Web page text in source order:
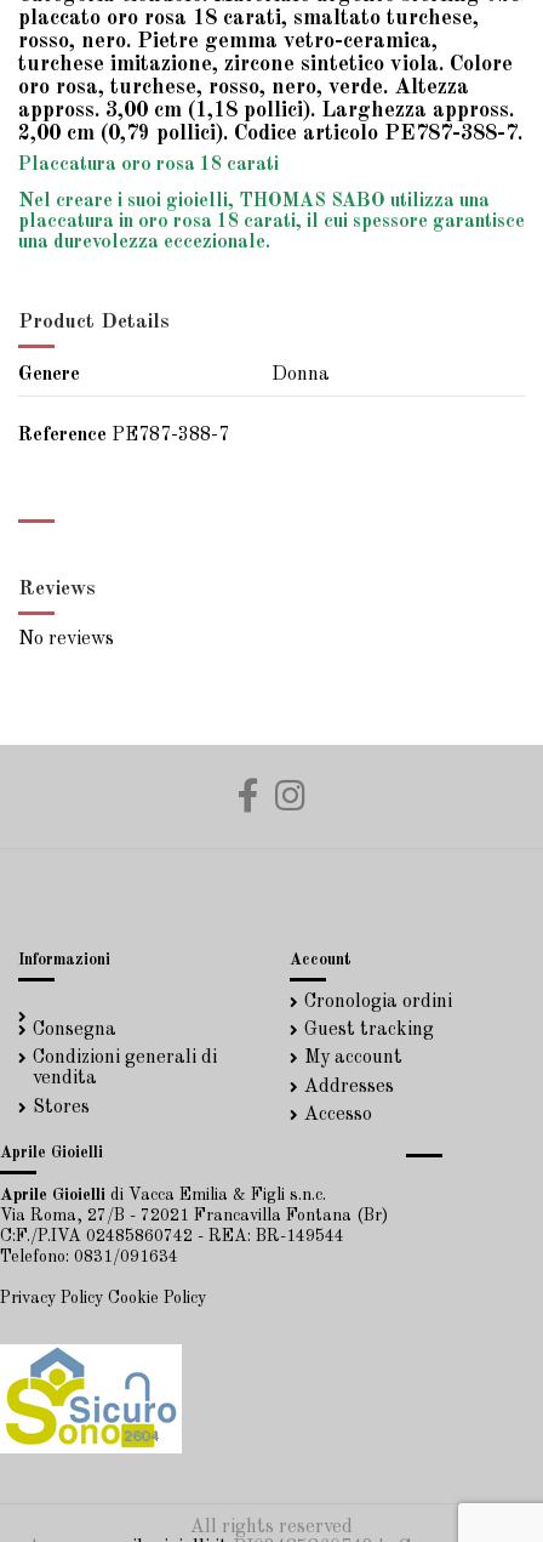
placcato oro rosa 18 carati, smaltato turchese,
rosso, nero. Pietre gemma vetro-ceramica,
turchese imitazione, zircone sintetico viola. Colore
oro rosa, turchese, rosso, nero, verde. Altezza
appross. 3,00 cm (1,18 pollici). Larghezza appross.
2,00 cm (0,79 pollici). Codice articolo PE787-388-7.
Placcatura oro rosa 18 carati
Nel creare i suoi gioielli, THOMAS SABO utilizza una
placcatura in oro rosa 18 carati, il cui spessore garantisce
una durevolezza eccezionale.
Product Details
Genere Donna
Reference PE787-388-7
Reviews
No reviews
Informazioni
Consegna
Condizioni generali di
vendita
Stores
Account
Cronologia ordini
Guest tracking
My account
Addresses
Accesso
Aprile Gioielli
Aprile Gioielli di Vacca Emilia & Figli s.n.c.
Via Roma, 27/B - 72021 Francavilla Fontana (Br)
C:F./P.IVA 02485860742 - REA: BR-149544
Telefono: 0831/091634
Privacy Policy Cookie Policy
All rights reserved